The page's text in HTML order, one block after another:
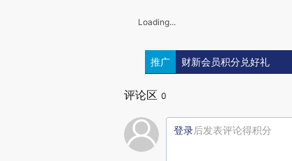
Loading...
推广 财新会员积分兑好礼
评论区 0
登录后发表评论得积分